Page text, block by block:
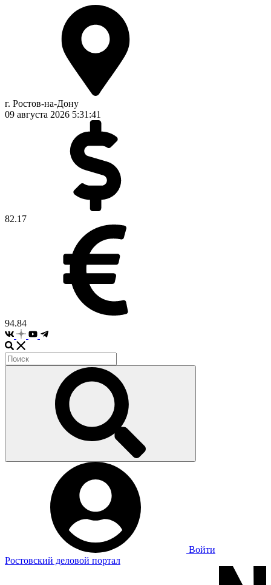
г. Ростов-на-Дону
09 августа 2026 5:31:42
82.17
94.84
Войти
Ростовский деловой портал